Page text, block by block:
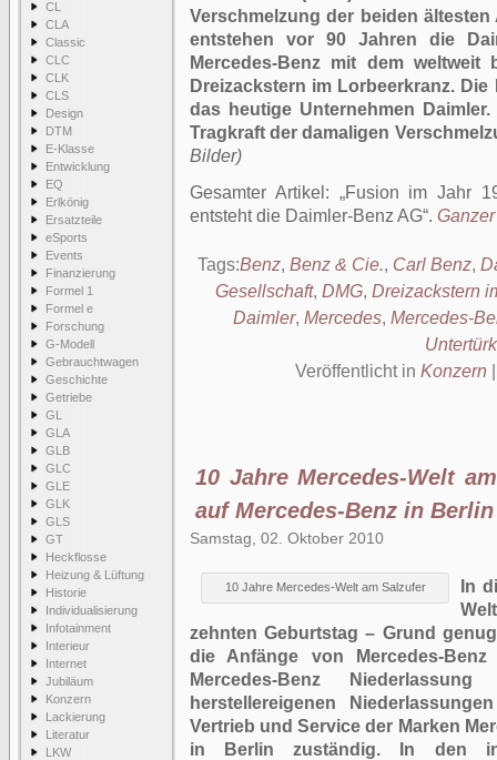
CL
CLA
Classic
CLC
CLK
CLS
Design
DTM
E-Klasse
Entwicklung
EQ
Erlkönig
Ersatzteile
eSports
Events
Finanzierung
Formel 1
Formel e
Forschung
G-Modell
Gebrauchtwagen
Geschichte
Getriebe
GL
GLA
GLB
GLC
GLE
GLK
GLS
GT
Heckflosse
Heizung & Lüftung
Historie
Individualisierung
Infotainment
Interieur
Internet
Jubiläum
Konzern
Lackierung
Literatur
LKW
Verschmelzung der beiden
entstehen vor 90 Jahren die
Mercedes-Benz mit dem weltweit
Dreizackstern im Lorbeerkranz.
das heutige Unternehmen
Tragkraft der damaligen
Bilder)
Gesamter Artikel:
Fusion im Jahr
entsteht die Daimler-Benz AG .
Tags:Benz, Benz & Cie., Carl Benz,
Gesellschaft, DMG, Dreizackstern
Daimler, Mercedes, Mercedes-
Veröffentlicht in Konzern
10 Jahre Mercedes-Welt
auf Mercedes-Benz in Berlin
Samstag, 02. Oktober 2010
10 Jahre Mercedes-Welt am Salzufer
In
zehnten Geburtstag – Grund
die Anfänge von Mercedes-
Mercedes-Benz
herstellereigenen
Vertrieb und Service der Marken
in Berlin zuständig. In den